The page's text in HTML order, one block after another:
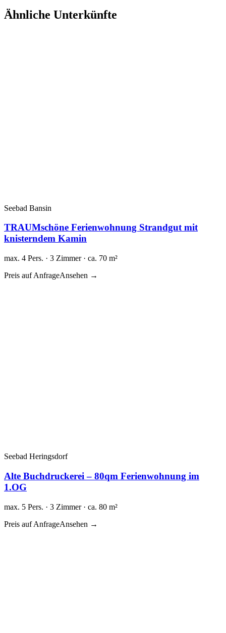
Ähnliche Unterkünfte
Seebad Bansin
TRAUMschöne Ferienwohnung Strandgut mit
knisterndem Kamin
max. 4 Pers. · 3 Zimmer · ca. 70 m²
Preis auf AnfrageAnsehen →
Seebad Heringsdorf
Alte Buchdruckerei – 80qm Ferienwohnung im
1.OG
max. 5 Pers. · 3 Zimmer · ca. 80 m²
Preis auf AnfrageAnsehen →